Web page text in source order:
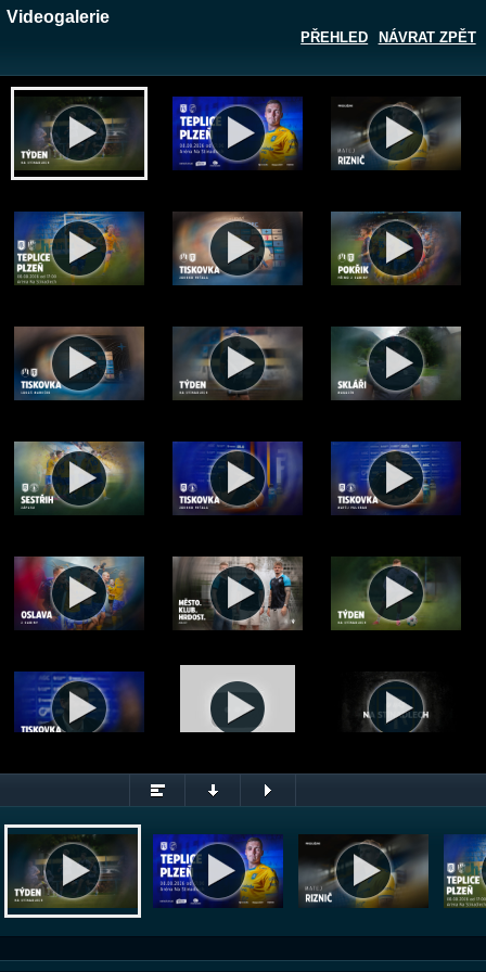
Zobrazit galerii
Videogalerie
NÁVRAT ZPĚT
PŘEHLED
Týden na Stínadlech 28/26 (6.8.2026)